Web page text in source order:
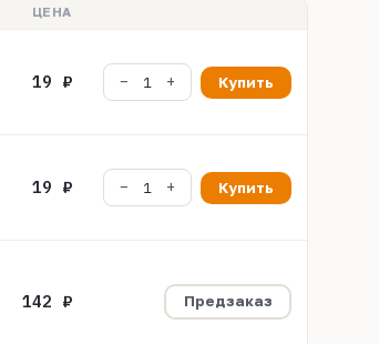
ЦЕНА
19 ₽ Купить
19 ₽ Купить
142 ₽ Предзаказ